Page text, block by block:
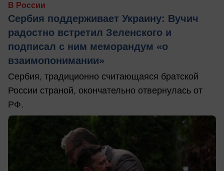
В России
Сербия поддерживает Украину: Вучич
радостно встретил Зеленского и
подписал с ним меморандум «о
взаимопонимании»
Сербия, традиционно считающаяся братской
России страной, окончательно отвернулась от
РФ.